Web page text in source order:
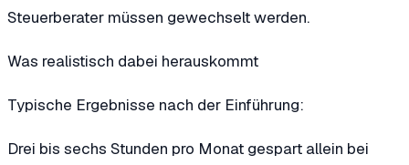
Steuerberater müssen gewechselt werden.
Was realistisch dabei herauskommt
Typische Ergebnisse nach der Einführung:
Drei bis sechs Stunden pro Monat gespart allein bei